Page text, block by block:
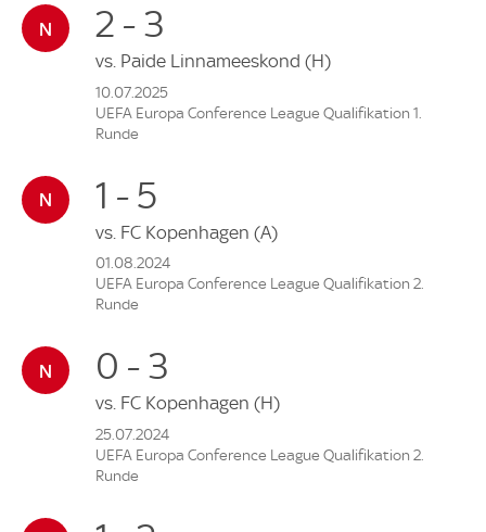
2 - 3
vs. Paide Linnameeskond (H)
10.07.2025
UEFA Europa Conference League Qualifikation 1.
Runde
1 - 5
vs. FC Kopenhagen (A)
01.08.2024
UEFA Europa Conference League Qualifikation 2.
Runde
0 - 3
vs. FC Kopenhagen (H)
25.07.2024
UEFA Europa Conference League Qualifikation 2.
Runde